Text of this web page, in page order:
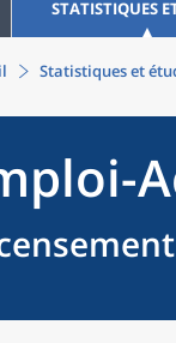
STATISTIQUES
Statistiques et